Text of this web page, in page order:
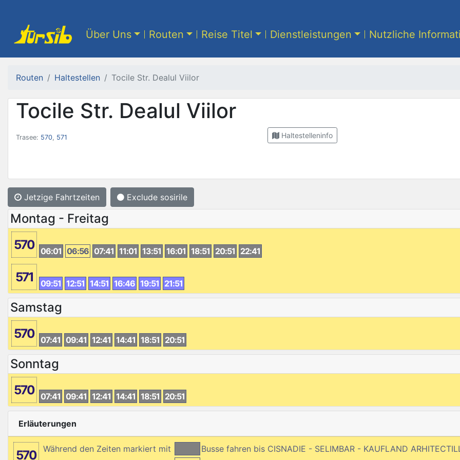
Über Uns Routen Reise Titel Dienstleistungen Nutzliche
Routen Haltestellen Tocile Str. Dealul Viilor
Tocile Str. Dealul Viilor
Trasee: 570, 571 Haltestelleninfo
Jetzige Fahrtzeiten Exclude sosirile
Montag - Freitag
570
06:01 06:56 07:41 11:01 13:51 16:01 18:51 20:51 22:41
571 09:51 12:51 14:51 16:46 19:51 21:51
Samstag
570
07:41 09:41 12:41 14:41 18:51 20:51
Sonntag
570
07:41 09:41 12:41 14:41 18:51 20:51
Erläuterungen
570 Während den Zeiten markiert mit
Busse fahren bis CISNADIE - SELIMBAR - KAUFLAND